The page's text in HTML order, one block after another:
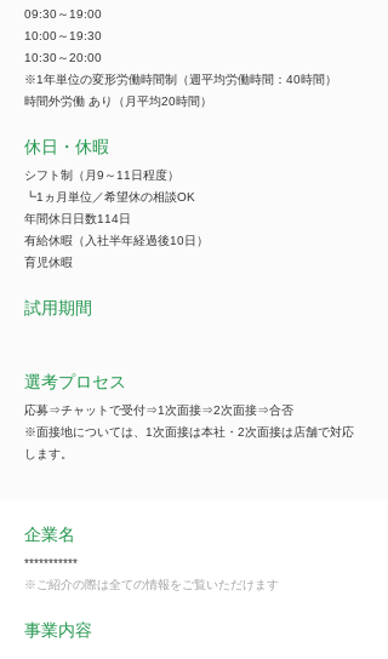
09:30～19:00
10:00～19:30
10:30～20:00
※1年単位の変形労働時間制（週平均労働時間：40時間）
時間外労働 あり（月平均20時間）
休日・休暇
シフト制（月9～11日程度）
┗1ヵ月単位／希望休の相談OK
年間休日日数114日
有給休暇（入社半年経過後10日）
育児休暇
試用期間
選考プロセス
応募⇒チャットで受付⇒1次面接⇒2次面接⇒合否
※面接地については、1次面接は本社・2次面接は店舗で対応
します。
企業名
***********
※ご紹介の際は全ての情報をご覧いただけます
事業内容